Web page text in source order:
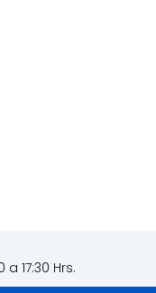
17:30 Hrs.